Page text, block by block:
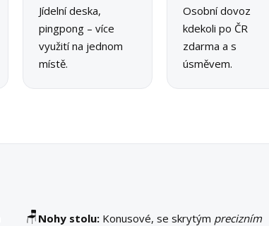
Jídelní deska,
pingpong – více
využití na jednom
místě.
Osobní dovoz
kdekoli po ČR
zdarma a s
úsměvem.
🪑 Nohy stolu:Konusové, se skrytým precizním